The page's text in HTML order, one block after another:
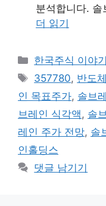
분석합니다.
더 읽기
카
테
리
한국주식 이야기
태
그
357780, 반도
인 목표주가, 솔브
브레인 식각액 , 솔
레인 주가 전망, 솔
인홀딩스
댓글 남기기